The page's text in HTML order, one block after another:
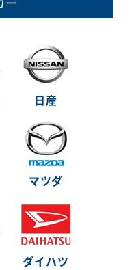
日産
マツダ
ダイハツ